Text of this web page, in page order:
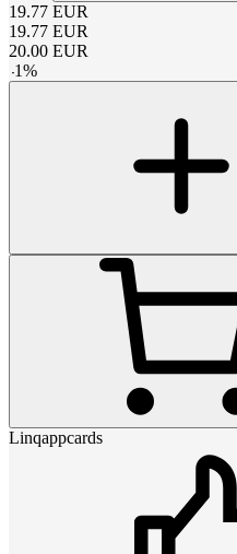
19.77 EUR
19.77 EUR
20.00 EUR
-1%
Linqappcards